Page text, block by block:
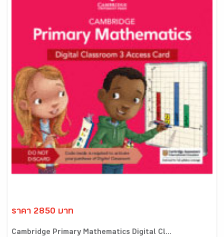
ราคา 2850 บาท
Cambridge Primary Mathematics Digital Cl...